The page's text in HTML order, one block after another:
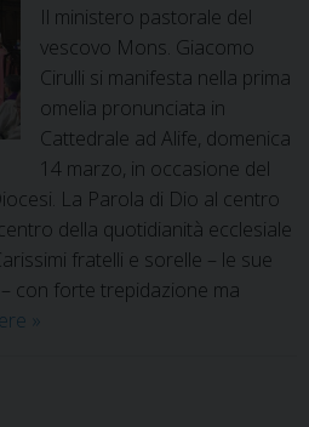
Il ministero pastorale del
vescovo Mons. Giacomo
Cirulli si manifesta nella prima
omelia pronunciata in
Cattedrale ad Alife, domenica
14 marzo, in occasione del
La Parola di Dio al centro
della quotidianità ecclesiale
fratelli e sorelle – le sue
– con forte trepidazione ma
Mons.
»